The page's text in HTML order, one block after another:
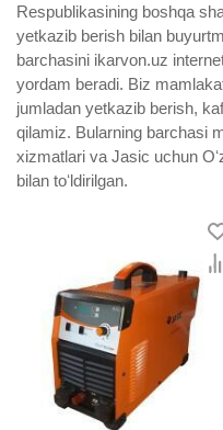
Respublikasining boshqa
yetkazib berish bilan
barchasini ikarvon.uz
yordam beradi. Biz
jumladan yetkazib berish,
qilamiz. Bularning barchasi
xizmatlari va Jasic uchun
bilan toʻldirilgan.